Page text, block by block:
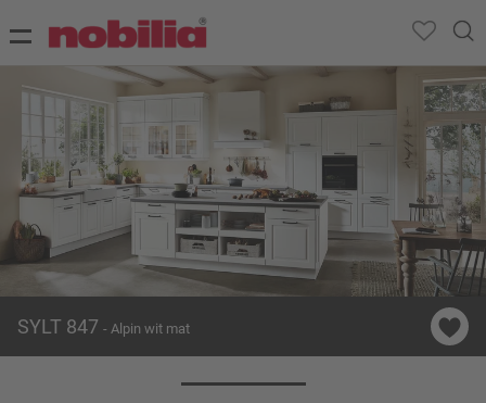
SYLT 847 - Alpin wit mat